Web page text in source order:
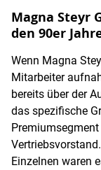
Magna Steyr
den 90er
Wenn Magna
Mitarbeiter
bereits über der
das spezifische
Einzelnen waren